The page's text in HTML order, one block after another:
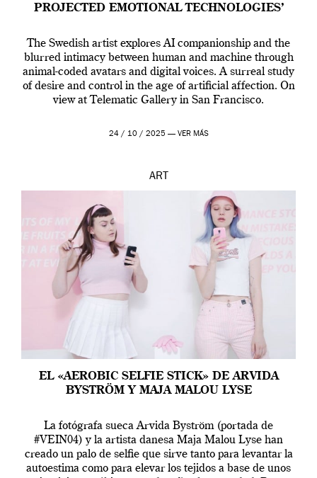
PROJECTED EMOTIONAL TECHNOLOGIES’
The Swedish artist explores AI companionship and the
blurred intimacy between human and machine through
animal-coded avatars and digital voices. A surreal study
of desire and control in the age of artificial affection. On
view at Telematic Gallery in San Francisco.
24 / 10 / 2025 — VER MÁS
ART
EL «AEROBIC SELFIE STICK» DE ARVIDA
BYSTRÖM Y MAJA MALOU LYSE
La fotógrafa sueca Arvida Byström (portada de
#VEIN04) y la artista danesa Maja Malou Lyse han
creado un palo de selfie que sirve tanto para levantar la
autoestima como para elevar los tejidos a base de unos